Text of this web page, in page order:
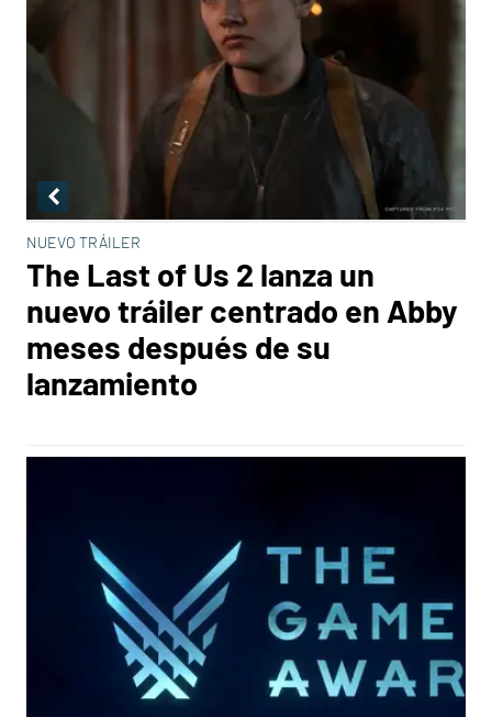
NUEVO TRÁILER
The Last of Us 2 lanza un
nuevo tráiler centrado en Abby
meses después de su
lanzamiento